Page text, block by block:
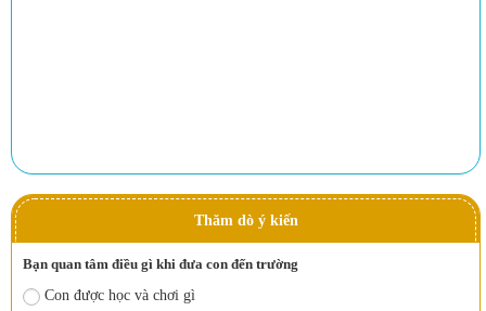
Thăm dò ý kiến
Bạn quan tâm điều gì khi đưa con đến trường
Con được học và chơi gì